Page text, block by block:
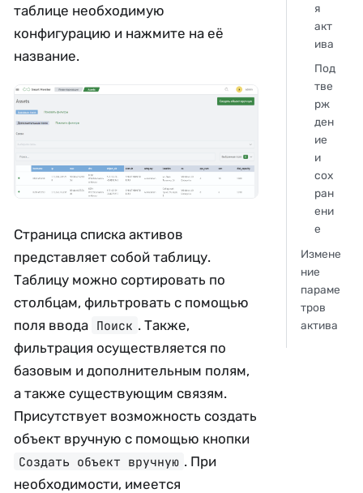
таблице необходимую
конфигурацию и нажмите на её
название.
Страница списка активов
представляет собой таблицу.
Таблицу можно сортировать по
столбцам, фильтровать с помощью
поля ввода Поиск . Также,
фильтрация осуществляется по
базовым и дополнительным полям,
а также существующим связям.
Присутствует возможность создать
объект вручную с помощью кнопки
Создать объект вручную . При
необходимости, имеется
я
акт
ива
Под
тве
рж
ден
ие
и
сох
ран
ени
е
Измене
ние
параме
тров
актива